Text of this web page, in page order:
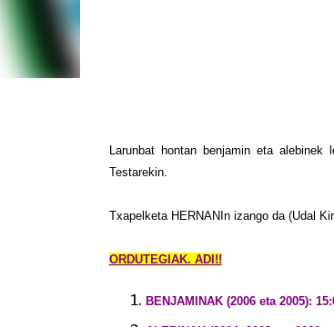
Larunbat hontan benjamin eta alebinek
Testarekin.
Txapelketa HERNANIn izango da (Udal
ORDUTEGIAK. ADI!!
BENJAMINAK (2006 eta 2005):